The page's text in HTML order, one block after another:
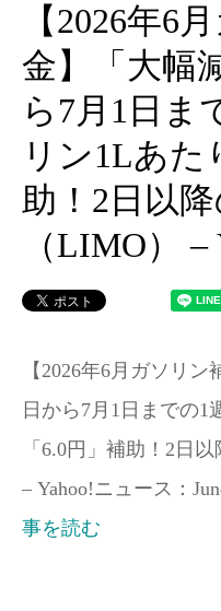
【2026年6
金】「大幅
ら7月1日ま
リン1Lあた
助！2日以
（LIMO）
【2026年6月ガソリ
日から7月1日までの1
「6.0円」補助！2日
– Yahoo!ニュース：
事を読む